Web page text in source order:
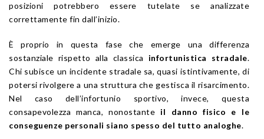
posizioni potrebbero essere tutelate se analizzate
correttamente fin dall’inizio.
È proprio in questa fase che emerge una differenza
sostanziale rispetto alla classica infortunistica stradale.
Chi subisce un incidente stradale sa, quasi istintivamente, di
potersi rivolgere a una struttura che gestisca il risarcimento.
Nel caso dell’infortunio sportivo, invece, questa
consapevolezza manca, nonostante il danno fisico e le
conseguenze personali siano spesso del tutto analoghe.